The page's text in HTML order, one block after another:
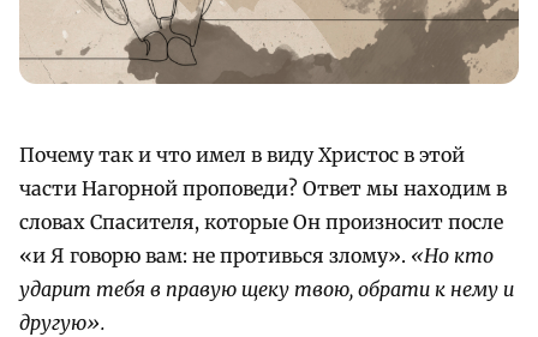
Почему так и что имел в виду Христос в этой
части Нагорной проповеди? Ответ мы находим в
словах Спасителя, которые Он произносит после
«и Я говорю вам: не противься злому». «Но кто
ударит тебя в правую щеку твою, обрати к нему и
другую».